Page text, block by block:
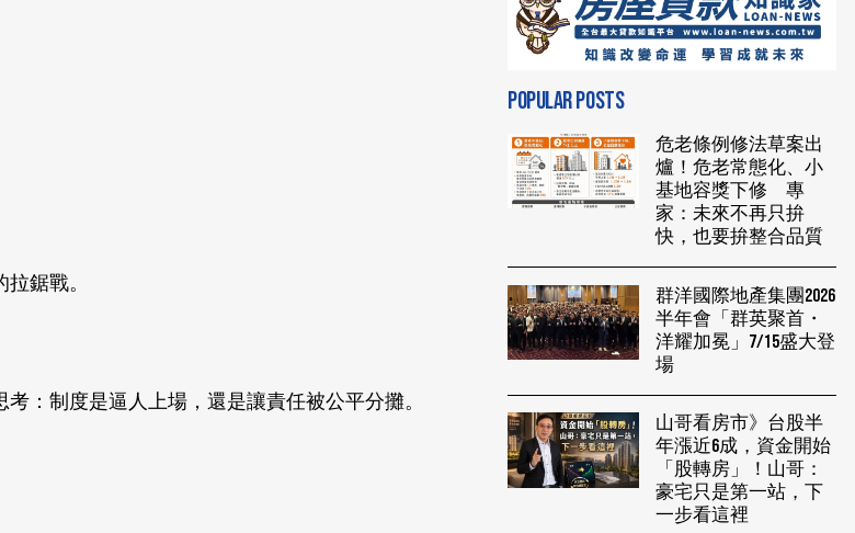
鋸戰。
：制度是逼人上場，還是讓責任被公平分攤。
POPULAR POSTS
危老條例修法草案出
爐！危老常態化、小
基地容獎下修 專
家：未來不再只拚
快，也要拚整合品質
群洋國際地產集團2026
半年會「群英聚首・
洋耀加冕」7/15盛大登
場
山哥看房市》台股半
年漲近6成，資金開始
「股轉房」！山哥：
豪宅只是第一站，下
一步看這裡